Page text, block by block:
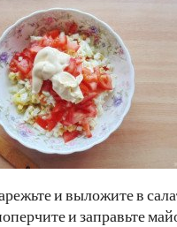
и выложите в
и заправьте